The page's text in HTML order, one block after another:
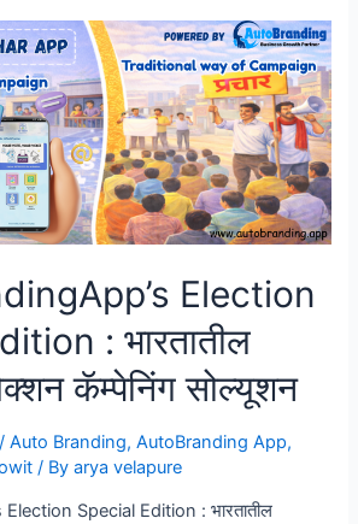
Election
: भारतातील
कॅम्पेनिंग सोल्यूशन
/Auto Branding,AutoBranding App,
/ Byarya velapure
Special Edition : भारतातील